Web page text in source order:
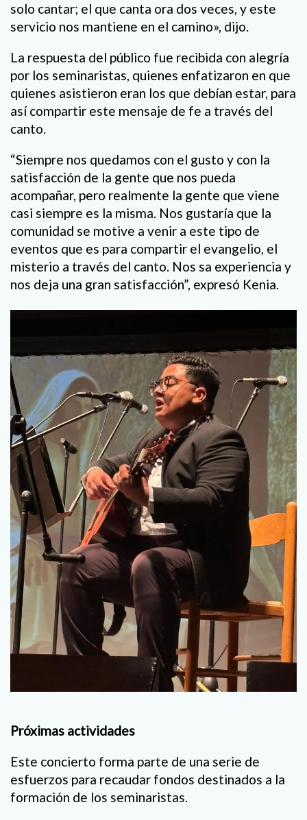
solo cantar; el que canta ora dos veces, y este
servicio nos mantiene en el camino», dijo.
La respuesta del público fue recibida con alegría
por los seminaristas, quienes enfatizaron en que
quienes asistieron eran los que debían estar, para
así compartir este mensaje de fe a través del
canto.
“Siempre nos quedamos con el gusto y con la
satisfacción de la gente que nos pueda
acompañar, pero realmente la gente que viene
casi siempre es la misma. Nos gustaría que la
comunidad se motive a venir a este tipo de
eventos que es para compartir el evangelio, el
misterio a través del canto. Nos sa experiencia y
nos deja una gran satisfacción”, expresó Kenia.
Próximas actividades
Este concierto forma parte de una serie de
esfuerzos para recaudar fondos destinados a la
formación de los seminaristas.